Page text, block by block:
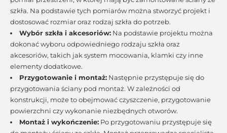
szkła. Na podstawie tych pomiarów można stworzyć projekt i
dostosować rozmiar oraz rodzaj szkła do potrzeb.
Wybór szkła i akcesoriów:Na podstawie projektu można
dokonać wyboru odpowiedniego rodzaju szkła oraz
akcesoriów, takich jak system mocowania, klamki czy inne
elementy dodatkowe.
Przygotowanie i montaż:Następnie przystępuje się do
przygotowania ściany pod montaż. W zależności od
konstrukcji, może to obejmować czyszczenie, przygotowanie
powierzchni czy wykonanie niezbędnych otworów.
Montaż i wykończenie:Po przygotowaniu przystępuje się